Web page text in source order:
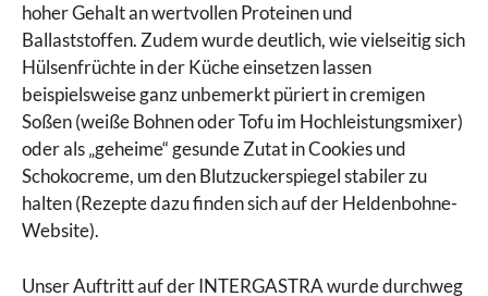
hoher Gehalt an wertvollen Proteinen und
Ballaststoffen. Zudem wurde deutlich, wie vielseitig sich
Hülsenfrüchte in der Küche einsetzen lassen
beispielsweise ganz unbemerkt püriert in cremigen
Soßen (weiße Bohnen oder Tofu im Hochleistungsmixer)
oder als „geheime“ gesunde Zutat in Cookies und
Schokocreme, um den Blutzuckerspiegel stabiler zu
halten (Rezepte dazu finden sich auf der Heldenbohne-
Website).
Unser Auftritt auf der INTERGASTRA wurde durchweg